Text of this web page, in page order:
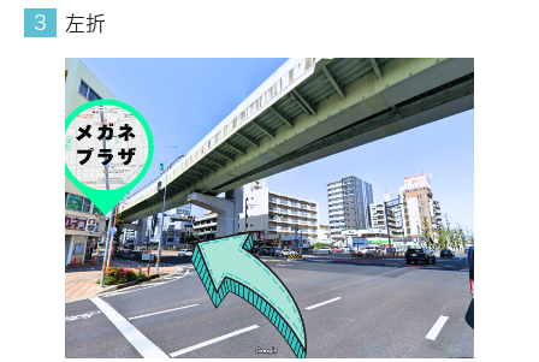
左折